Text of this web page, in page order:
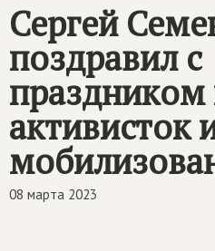
Сергей
поздравил с
активисток
08 марта 2023